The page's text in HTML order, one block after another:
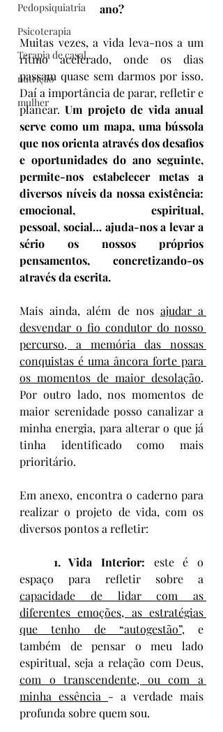
Pedopsiquiatria
Psicoterapia
Terapia de casal
nutrição
mulher
ano?
Muitas vezes, a vida leva-nos a um
ritmo acelerado, onde os dias
passam quase sem darmos por isso.
Daí a importância de parar, refletir e
planear. Um projeto de vida anual
serve como um mapa, uma bússola
que nos orienta através dos desafios
e oportunidades do ano seguinte,
permite-nos estabelecer metas a
diversos níveis da nossa existência:
emocional, espiritual,
pessoal, social… ajuda-nos a levar a
sério os nossos próprios
pensamentos, concretizando-os
através da escrita.
Mais ainda, além de nos ajudar a
desvendar o fio condutor do nosso
percurso, a memória das nossas
conquistas é uma âncora forte para
os momentos de maior desolação.
Por outro lado, nos momentos de
maior serenidade posso canalizar a
minha energia, para alterar o que já
tinha identificado como mais
prioritário.
Em anexo, encontra o caderno para
realizar o projeto de vida, com os
diversos pontos a refletir:
	1. Vida Interior:
este é o
capacidade de lidar com as
diferentes emoções, as estratégias
que tenho de “autogestão”, e
também de pensar o meu lado
com o transcendente, ou com a
minha essência - a verdade mais
profunda sobre quem sou.